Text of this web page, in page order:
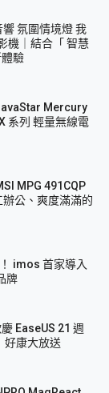
氛圍情境燈 我
機｜結合「 智慧
驗
Mercury
系列 輕量無線電
MPG 491CQP
辦公、爽度滿滿的
imos 首家導入
牌
EaseUS 21 週
好康大放送